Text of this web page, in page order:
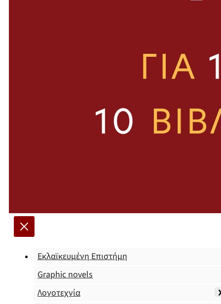
Εκλαϊκευμένη Επιστήμη
Graphic novels
Λογοτεχνία